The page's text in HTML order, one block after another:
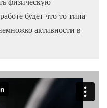
будет что-то типа
активности в